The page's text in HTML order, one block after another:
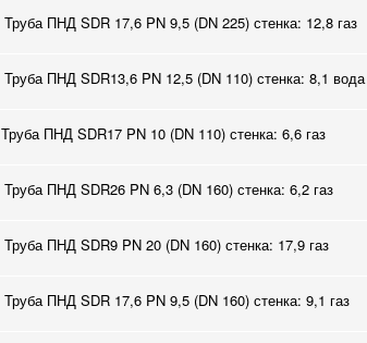
Труба ПНД SDR 17,6 PN 9,5 (DN 225) стенка: 12,8 газ
Труба ПНД SDR13,6 PN 12,5 (DN 110) стенка: 8,1 вода
Труба ПНД SDR17 PN 10 (DN 110) стенка: 6,6 газ
Труба ПНД SDR26 PN 6,3 (DN 160) стенка: 6,2 газ
Труба ПНД SDR9 PN 20 (DN 160) стенка: 17,9 газ
Труба ПНД SDR 17,6 PN 9,5 (DN 160) стенка: 9,1 газ